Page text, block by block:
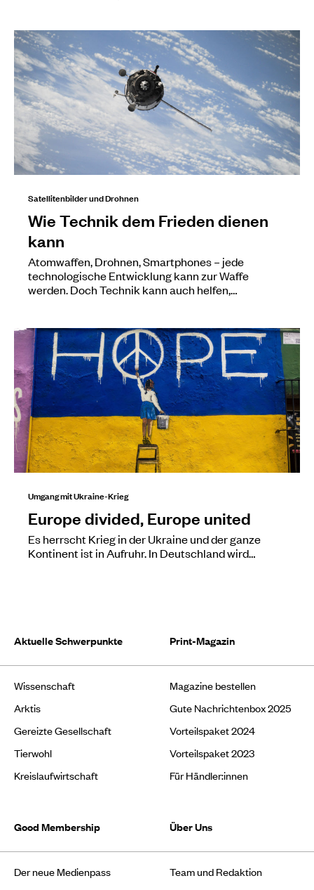
Satellitenbilder und Drohnen
Wie Technik dem Frieden dienen
kann
Atomwaffen, Drohnen, Smartphones – jede
technologische Entwicklung kann zur Waffe
werden. Doch Technik kann auch helfen,…
Umgang mit Ukraine-Krieg
Europe divided, Europe united
Es herrscht Krieg in der Ukraine und der ganze
Kontinent ist in Aufruhr. In Deutschland wird…
Aktuelle Schwerpunkte
Wissenschaft
Arktis
Gereizte Gesellschaft
Tierwohl
Kreislaufwirtschaft
Print-Magazin
Magazine bestellen
Gute Nachrichtenbox 2025
Vorteilspaket 2024
Vorteilspaket 2023
Für Händler:innen
Good Membership
Der neue Medienpass
Über Uns
Team und Redaktion